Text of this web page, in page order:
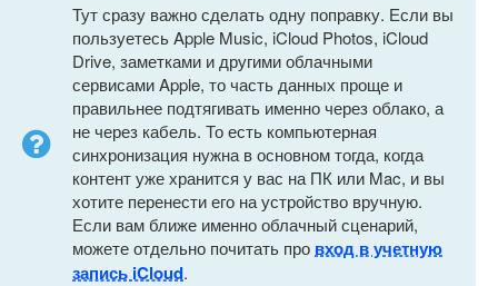
Тут сразу важно сделать одну поправку. Если вы
пользуетесь Apple Music, iCloud Photos, iCloud
Drive, заметками и другими облачными
сервисами Apple, то часть данных проще и
правильнее подтягивать именно через облако, а
не через кабель. То есть компьютерная
синхронизация нужна в основном тогда, когда
контент уже хранится у вас на ПК или Mac, и вы
хотите перенести его на устройство вручную.
Если вам ближе именно облачный сценарий,
можете отдельно почитать про вход в учетную
запись iCloud.